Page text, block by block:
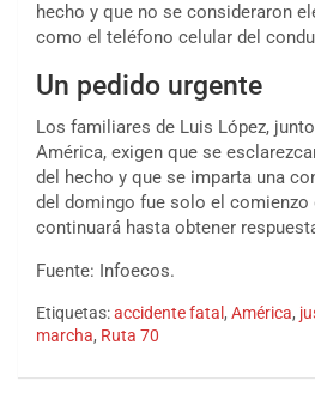
hecho y que no se consideraron
como el teléfono celular del
Un pedido urgente
Los familiares de Luis López,
América, exigen que se
del hecho y que se imparta una
del domingo fue solo el comienzo
continuará hasta obtener
Fuente: Infoecos.
Etiquetas:accidente fatal , América,
marcha, Ruta 70